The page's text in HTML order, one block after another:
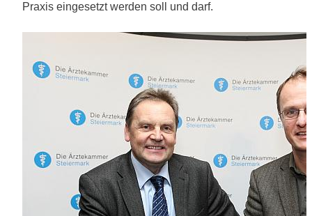
Praxis eingesetzt werden soll und darf.